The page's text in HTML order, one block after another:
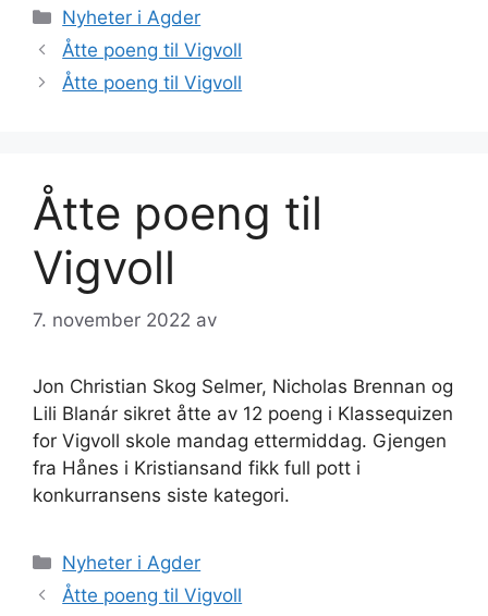
Kategorier
Nyheter i Agder
Åtte poeng til Vigvoll
Åtte poeng til Vigvoll
Åtte poeng til
Vigvoll
7. november 2022 av
Jon Christian Skog Selmer, Nicholas Brennan og
Lili Blanár sikret åtte av 12 poeng i Klassequizen
for Vigvoll skole mandag ettermiddag. Gjengen
fra Hånes i Kristiansand fikk full pott i
konkurransens siste kategori.
Kategorier
Nyheter i Agder
Åtte poeng til Vigvoll